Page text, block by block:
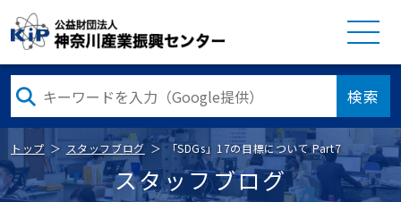
検索
トップ スタッフブログ 「SDGs」17の目標について Part7
スタッフブログ